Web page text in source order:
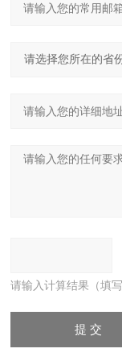
请输入计算结果（填